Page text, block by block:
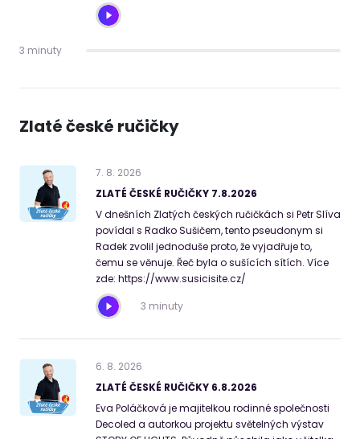
3 minuty
Zlaté české ručičky
7. 8. 2026
ZLATÉ ČESKÉ RUČIČKY 7.8.2026
V dnešních Zlatých českých ručičkách si Petr Slíva
povídal s Radko Sušičem, tento pseudonym si
Radek zvolil jednoduše proto, že vyjadřuje to,
čemu se věnuje. Řeč byla o sušících sítích. Více
zde: https://www.susicisite.cz/
3 minuty
6. 8. 2026
ZLATÉ ČESKÉ RUČIČKY 6.8.2026
Eva Poláčková je majitelkou rodinné společnosti
Decoled a autorkou projektu světelných výstav